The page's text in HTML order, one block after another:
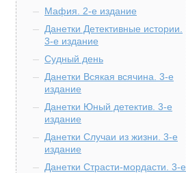
Мафия. 2-е издание
Данетки Детективные истории.
3-е издание
Судный день
Данетки Всякая всячина. 3-е
издание
Данетки Юный детектив. 3-е
издание
Данетки Случаи из жизни. 3-е
издание
Данетки Страсти-мордасти. 3-е